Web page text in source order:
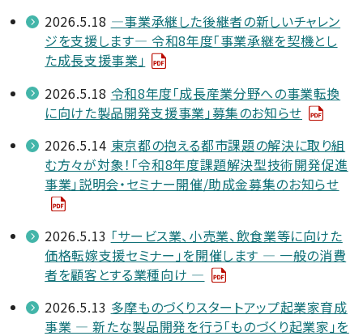
2026.5.18 —事業承継した後継者の新しいチャレン
ジを支援します— 令和8年度「事業承継を契機とし
た成長支援事業」
2026.5.18 令和8年度「成長産業分野への事業転換
に向けた製品開発支援事業」募集のお知らせ
2026.5.14 東京都の抱える都市課題の解決に取り組
む方々が対象！「令和8年度課題解決型技術開発促進
事業」説明会・セミナー開催/助成金募集のお知らせ
2026.5.13 「サービス業、小売業、飲食業等に向けた
価格転嫁支援セミナー」を開催します — 一般の消費
者を顧客とする業種向け —
2026.5.13 多摩ものづくりスタートアップ起業家育成
事業 — 新たな製品開発を行う「ものづくり起業家」を